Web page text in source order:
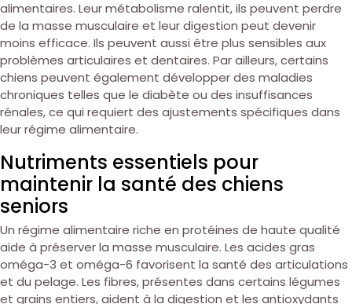
alimentaires. Leur métabolisme ralentit, ils peuvent perdre
de la masse musculaire et leur digestion peut devenir
moins efficace. Ils peuvent aussi être plus sensibles aux
problèmes articulaires et dentaires. Par ailleurs, certains
chiens peuvent également développer des maladies
chroniques telles que le diabète ou des insuffisances
rénales, ce qui requiert des ajustements spécifiques dans
leur régime alimentaire.
Nutriments essentiels pour
maintenir la santé des chiens
seniors
Un régime alimentaire riche en protéines de haute qualité
aide à préserver la masse musculaire. Les acides gras
oméga-3 et oméga-6 favorisent la santé des articulations
et du pelage. Les fibres, présentes dans certains légumes
et grains entiers, aident à la digestion et les antioxydants